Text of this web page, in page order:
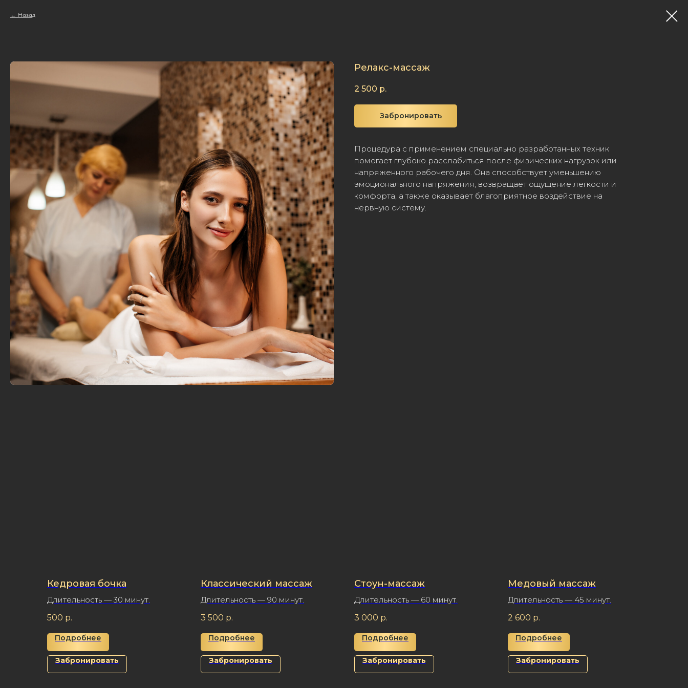
Назад
Релакс-массаж
2 500 р.
Забронировать
Процедура с применением специально разработанных техник
помогает глубоко расслабиться после физических нагрузок или
напряженного рабочего дня. Она способствует уменьшению
эмоционального напряжения, возвращает ощущение легкости и
комфорта, а также оказывает благоприятное воздействие на
нервную систему.
Кедровая бочка
Длительность — 30 минут.
500 р.
Подробнее
Забронировать
Классический массаж
Длительность — 90 минут.
3 500 р.
Подробнее
Забронировать
Стоун-массаж
Длительность — 60 минут.
3 000 р.
Подробнее
Забронировать
Медовый массаж
Длительность — 45 минут.
2 600 р.
Подробнее
Забронировать